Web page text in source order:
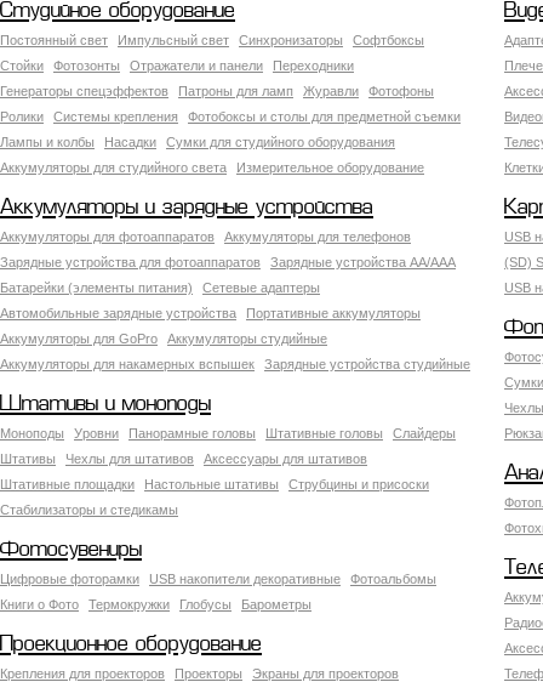
Студийное оборудование
Постоянный свет Импульсный свет Синхронизаторы
Софтбоксы
Стойки
Фотозонты Отражатели и панели
Переходники
Генераторы спецэффектов
Патроны для ламп Журавли
Фотофоны
Ролики
Системы крепления
Фотобоксы и столы для предметной съемки
Лампы и колбы
Насадки
Сумки для студийного оборудования
Аккумуляторы для студийного света
Измерительное оборудование
Аккумуляторы и зарядные устройства
Аккумуляторы для фотоаппаратов
Аккумуляторы для телефонов
Зарядные устройства для фотоаппаратов
Зарядные устройства AA/AAA
Батарейки (элементы питания)
Сетевые адаптеры
Автомобильные зарядные устройства
Портативные аккумуляторы
Аккумуляторы для GoPro
Аккумуляторы студийные
Аккумуляторы для накамерных вспышек
Зарядные устройства студийные
USB
(SD)
USB
Штативы и моноподы
Моноподы Уровни Панорамные головы Штативные головы
Слайдеры
Штативы
Чехлы для штативов
Аксессуары для штативов
Штативные площадки
Настольные штативы
Струбцины и присоски
Стабилизаторы и стедикамы
Фотосувениры
Цифровые фоторамки USB накопители декоративные
Фотоальбомы
Книги о Фото
Термокружки Глобусы Барометры
Проекционное оборудование
Крепления для проекторов Проекторы
Экраны для проекторов